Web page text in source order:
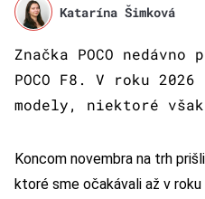
Katarína Šimková
Značka POCO
POCO F8. V roku
modely, niektoré
Koncom novembra na trh prišli
ktoré sme očakávali až v